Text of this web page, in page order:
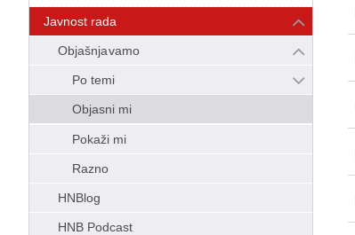
Javnost rada
Objašnjavamo
Po temi
Objasni mi
Pokaži mi
Razno
HNBlog
HNB Podcast